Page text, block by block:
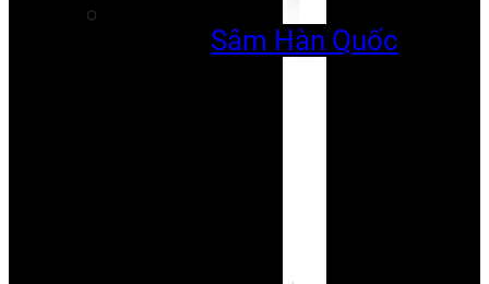
Sâm Hàn Quốc